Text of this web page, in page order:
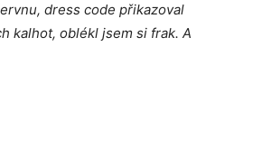
dress code přikazoval
kalhot, oblékl jsem si frak. A